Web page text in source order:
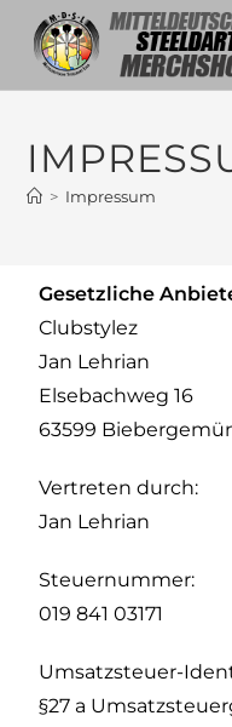
> Impressum
Gesetzliche
Clubstylez
Jan Lehrian
Elsebachweg 16
63599
Vertreten durch:
Jan Lehrian
Steuernummer:
019 841 03171
Umsatzsteuer-
§27 a